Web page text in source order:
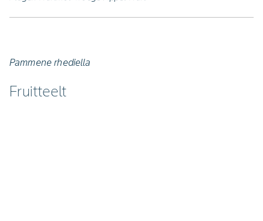
Pammene rhediella
Fruitteelt